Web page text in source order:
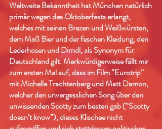
Weltweite Bekanntheit hat München natürlich
primär wegen des Oktoberfests erlangt,
welches mit seinen Brezen und Weißwürsten,
dem Maß Bier und der feschen Kleidung, den
Lederhosen und Dirndl, als Synonym für
Deutschland gilt. Merkwürdigerweise fällt mir
zum ersten Mal auf, dass im Film “Eurotrip”
mit Michelle Trachtenberg und Matt Damon,
welcher den unvergesslichen Song über den
unwissenden Scotty zum besten gab (“Scotty
doesn’t know”), dieses Klischee nicht